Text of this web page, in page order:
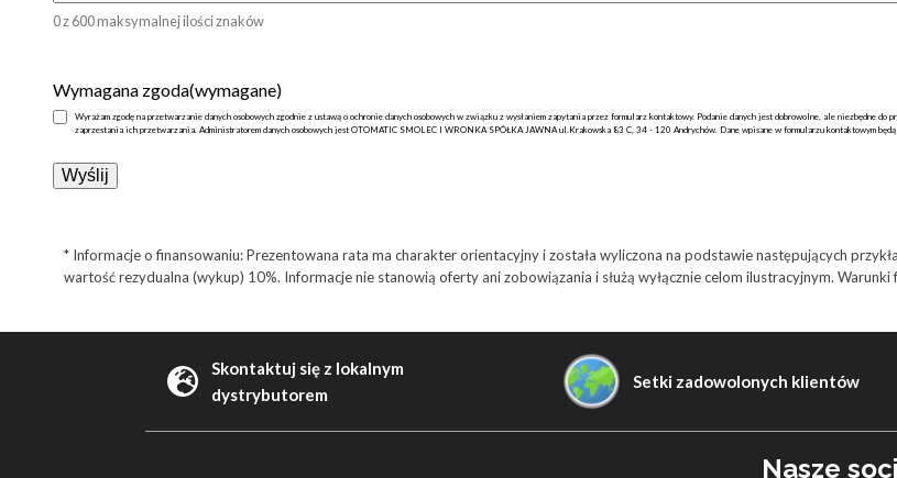
0 z 600 maksymalnej ilości znaków
Wymagana zgoda(wymagane)
Wyrażam zgodę na przetwarzanie danych osobowych zgodnie z ustawą o ochronie danych osobowych w związku z wysłaniem zapytania przez formularz kontaktowy. Podanie danych jest dobrowolne, ale niezbędne
zaprzestania ich przetwarzania. Administratorem danych osobowych jest OTOMATIC SMOLEC I WRONKA SPÓŁKA JAWNA ul.Krakowska 83 C, 34 - 120 Andrychów. Dane wpisane w formularzu kontaktowym
* Informacje o finansowaniu: Prezentowana rata ma charakter orientacyjny i została wyliczona na podstawie następujących
wartość rezydualna (wykup) 10%. Informacje nie stanowią oferty ani zobowiązania i służą wyłącznie celom ilustracyjnym.
Skontaktuj się z lokalnym
dystrybutorem
Setki zadowolonych klientów
Nasze